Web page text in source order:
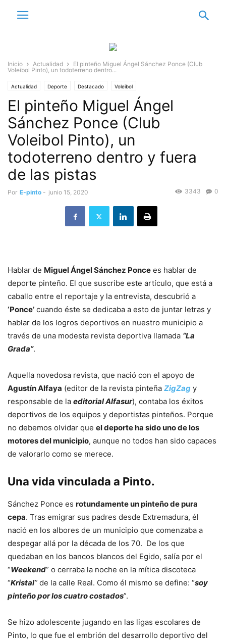
Inicio Actualidad
El pinteño Miguel Ángel Sánchez Ponce (Club
Voleibol Pinto), un todoterreno dentro...
Actualidad Deporte Destacado Voleibol
El pinteño Miguel Ángel
Sánchez Ponce (Club
Voleibol Pinto), un
todoterreno dentro y fuera
de las pistas
Por E-pinto - junio 15, 2020 0
3343
Hablar de Miguel Ángel Sánchez Ponce es hablar de
deporte pinteño. El que suscribe este artículo, que está a
caballo entre el reportaje y la entrevista, descubrió a
‘Ponce’ cuando éste se dedicaba a esto de juntar letras y
hablar de los logros deportivos en nuestro municipio a
través de una modesta revista deportiva llamada “La
Grada”.
Aquella novedosa revista, que nació con el apoyo de
Agustín Alfaya (editor de la revista pinteña ZigZag y
responsable de la editorial Alfasur), contaba los éxitos
deportivos de los equipos y deportistas pinteños. Porque
no debemos olvidar que el deporte ha sido uno de los
motores del municipio, aunque no todos han sido capaces
de valorarlo como se merece.
Una vida vinculada a Pinto.
Sánchez Ponce es rotundamente un pinteño de pura
cepa. Tras emigrar sus padres desde Extremadura, él
nació en los albores de un municipio que comenzaba a
despegar allá por la década de los 70. De los que
quedaban en los bancos blancos del Egido, salía por el
“Weekend” o cerraba la noche en la mítica discoteca
“Kristal” de la calle Real. Como él mismo se define: “soy
pinteño por los cuatro costados”.
Se hizo adolescente jugando en las ligas escolares de
Pinto, lo que fue el embrión del desarrollo deportivo del